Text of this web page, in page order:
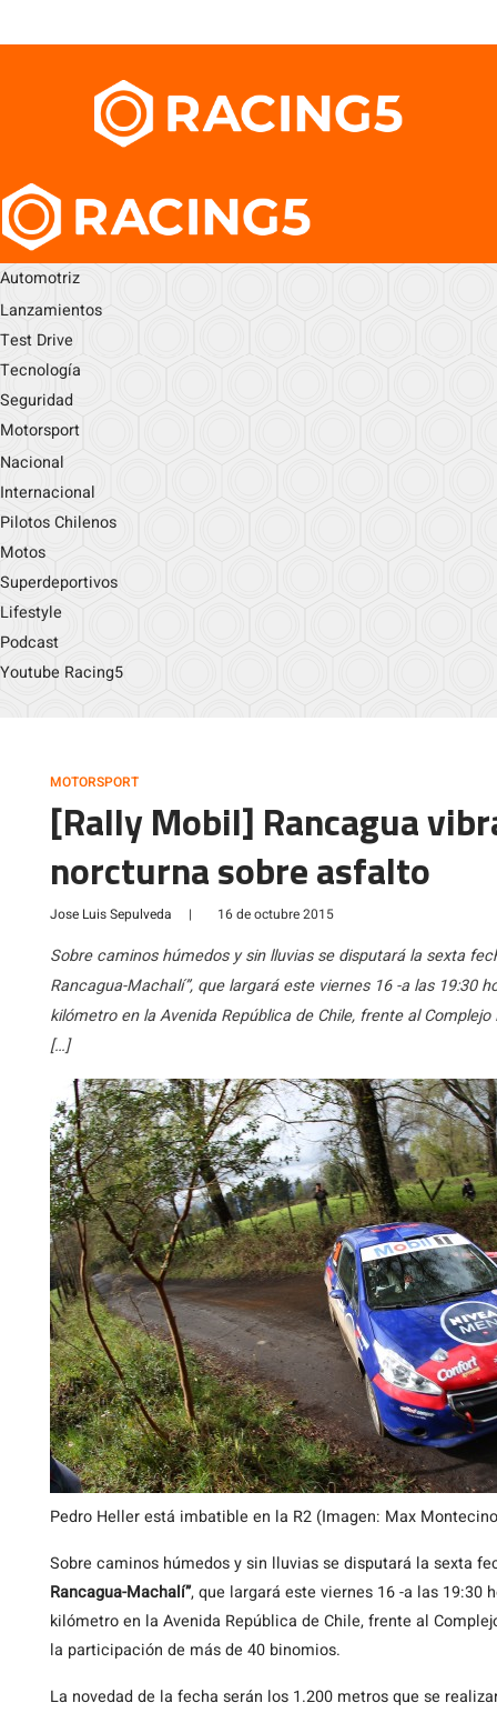
Automotriz
Lanzamientos
Test Drive
Tecnología
Seguridad
Motorsport
Nacional
Internacional
Pilotos Chilenos
Motos
Superdeportivos
Lifestyle
Podcast
Youtube Racing5
MOTORSPORT
[Rally Mobil] Rancagua
norcturna sobre asfalto
Jose Luis Sepulveda | 16 de octubre 2015
Sobre caminos húmedos y sin lluvias se disputará la sexta
Rancagua-Machalí”, que largará este viernes 16 -a las 19:30
kilómetro en la Avenida República de Chile, frente al
[…]
Pedro Heller está imbatible en la R2 (Imagen: Max
Sobre caminos húmedos y sin lluvias se disputará la sexta
Rancagua-Machalí”, que largará este viernes 16 -a las 19:30
kilómetro en la Avenida República de Chile, frente al
la participación de más de 40 binomios.
La novedad de la fecha serán los 1.200 metros que se